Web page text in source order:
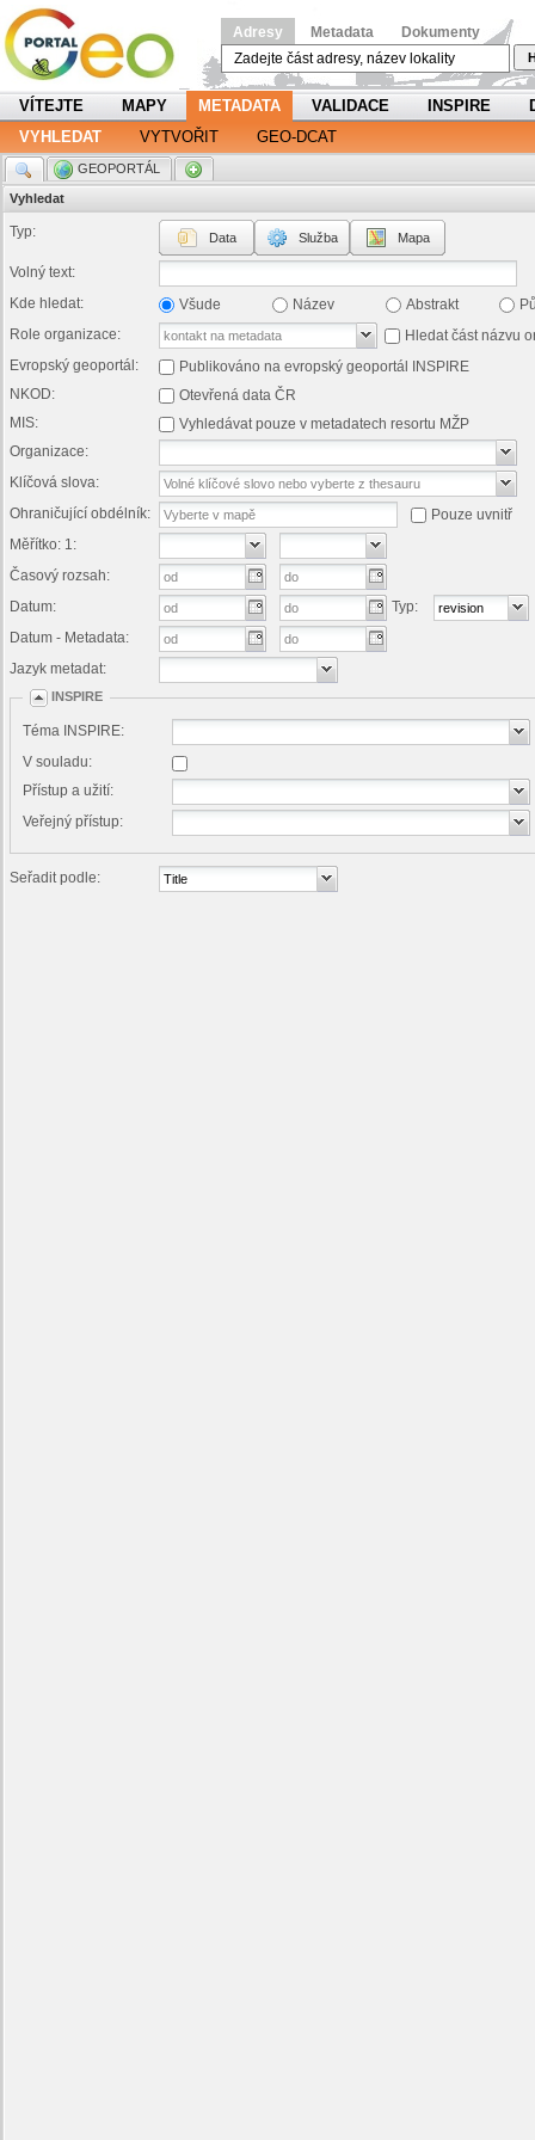
Adresy Metadata Dokumenty
VÍTEJTE MAPY METADATA VALIDACE INSPIRE
VYHLEDAT
VYTVOŘIT GEO-DCAT
GEOPORTÁL
Vyhledat
Typ: Data Služba Mapa
Volný text:
Kde hledat:
Všude Název Abstrakt
Role organizace:
Hledat část názvu
Evropský geoportál:
Publikováno na evropský geoportál INSPIRE
NKOD:
Otevřená data ČR
MIS:
Vyhledávat pouze v metadatech resortu MŽP
Organizace:
Klíčová slova:
Ohraničující obdélník:
Pouze uvnitř
Měřítko: 1:
Časový rozsah:
Datum:
Datum - Metadata:
Typ:
Jazyk metadat:
INSPIRE
Téma INSPIRE:
V souladu:
Přístup a užití:
Veřejný přístup:
Seřadit podle: